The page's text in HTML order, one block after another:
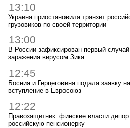
13:10
Украина приостановила транзит
грузовиков по своей территории
13:00
В России зафиксирован первый случай
заражения вирусом Зика
12:45
Босния и Герцеговина подала заявку на
вступление в Евросоюз
12:22
Правозащитник: финские власти
российскую пенсионерку